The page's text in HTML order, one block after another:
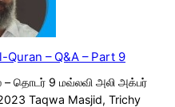
– Q&A – Part 9
– தொடர் 9 மவ்லவி அலி அக்பர்
Taqwa Masjid, Trichy